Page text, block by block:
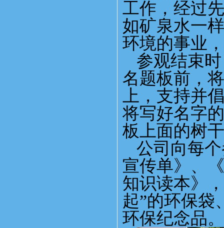
工作，经过
如矿泉水一
环境的事业
参观结束
名题板前，
上，支持并
将写好名字
板上面的树
公司向每
宣传单》、
知识读本》
起”的环保袋
环保纪念品。